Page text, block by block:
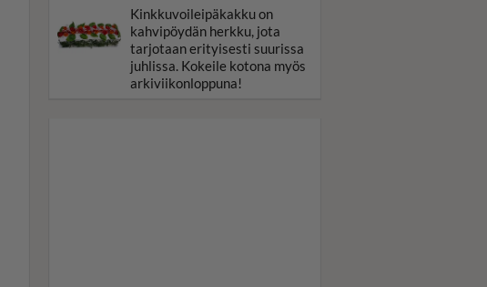
Kinkkuvoileipäkakku on
kahvipöydän herkku, jota
tarjotaan erityisesti suurissa
juhlissa. Kokeile kotona myös
arkiviikonloppuna!